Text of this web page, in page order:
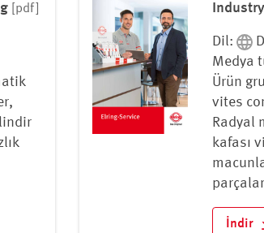
[pdf]
Dil:
Medya
Ürün
vites
Radyal
kafası
İndir